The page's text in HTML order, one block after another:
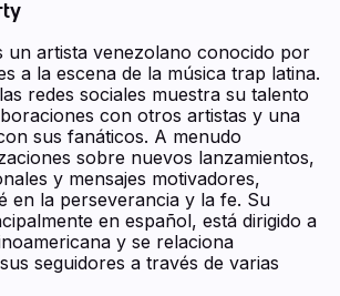
un artista venezolano conocido por
a la escena de la música trap latina.
redes sociales muestra su talento
con otros artistas y una
sus fanáticos. A menudo
sobre nuevos lanzamientos,
y mensajes motivadores,
en la perseverancia y la fe. Su
en español, está dirigido a
y se relaciona
seguidores a través de varias